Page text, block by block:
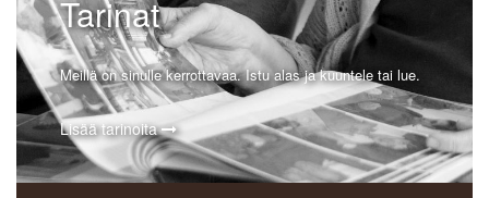
Tarinat
Meillä on sinulle kerrottavaa. Istu alas ja kuuntele tai lue.
Lisää tarinoita